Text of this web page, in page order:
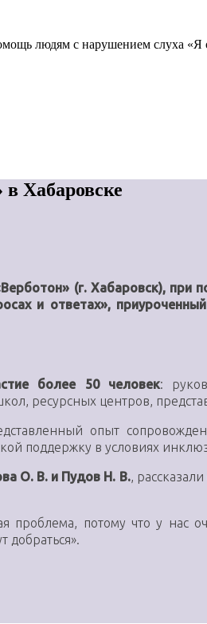
людям с нарушением слуха
Хабаровске
(г. Хабаровск), при
и ответах»,
более 50 человек:
ресурсных центров,
опыт
поддержку в условиях
О. В. и Пудов Н. В.,
проблема, потому что у нас
добраться».